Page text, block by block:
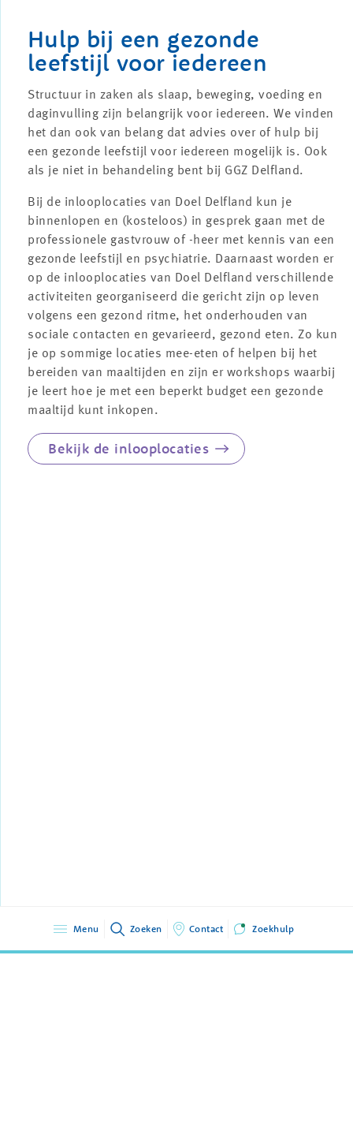
Menu Zoeken Contact Zoekhulp
Hulp bij een gezonde
leefstijl voor iedereen
Structuur in zaken als slaap, beweging, voeding en
daginvulling zijn belangrijk voor iedereen. We vinden
het dan ook van belang dat advies over of hulp bij
een gezonde leefstijl voor iedereen mogelijk is. Ook
als je niet in behandeling bent bij GGZ Delfland.
Bij de inlooplocaties van Doel Delfland kun je
binnenlopen en (kosteloos) in gesprek gaan met de
professionele gastvrouw of -heer met kennis van een
gezonde leefstijl en psychiatrie. Daarnaast worden er
op de inlooplocaties van Doel Delfland verschillende
activiteiten georganiseerd die gericht zijn op leven
volgens een gezond ritme, het onderhouden van
sociale contacten en gevarieerd, gezond eten. Zo kun
je op sommige locaties mee-eten of helpen bij het
bereiden van maaltijden en zijn er workshops waarbij
je leert hoe je met een beperkt budget een gezonde
maaltijd kunt inkopen.
Bekijk de inlooplocaties